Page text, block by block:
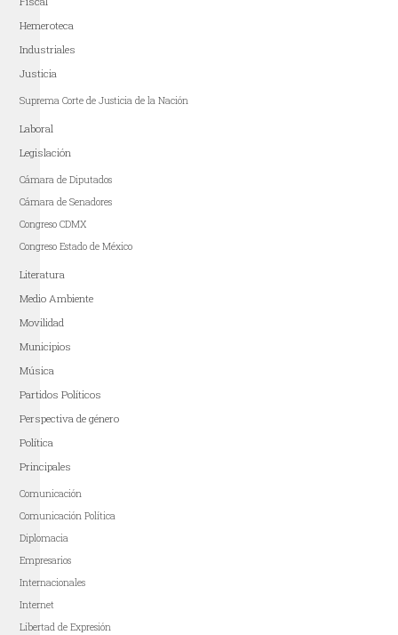
Hemeroteca
Industriales
Justicia
Suprema Corte de Justicia de la Nación
Laboral
Legislación
Cámara de Diputados
Cámara de Senadores
Congreso CDMX
Congreso Estado de México
Literatura
Medio Ambiente
Movilidad
Municipios
Música
Partidos Políticos
Perspectiva de género
Política
Principales
Comunicación
Comunicación Política
Diplomacia
Empresarios
Internacionales
Internet
Libertad de Expresión